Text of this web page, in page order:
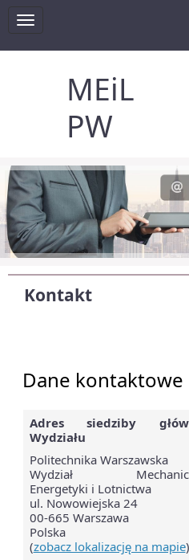
Toggle
navigation
MEiL
PW
Kontakt
Dane kontaktowe
Adres siedziby
Wydziału
Politechnika Warszawska
Wydział
Energetyki i Lotnictwa
ul. Nowowiejska 24
00-665 Warszawa
Polska
(zobacz lokalizację na mapie)